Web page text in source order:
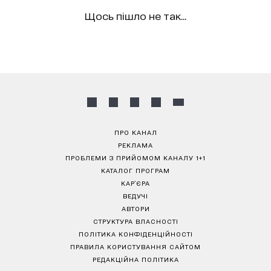
Щось пішло не так...
ПРО КАНАЛ
РЕКЛАМА
ПРОБЛЕМИ З ПРИЙОМОМ КАНАЛУ 1+1
КАТАЛОГ ПРОГРАМ
КАР’ЄРА
ВЕДУЧІ
АВТОРИ
СТРУКТУРА ВЛАСНОСТІ
ПОЛІТИКА КОНФІДЕНЦІЙНОСТІ
ПРАВИЛА КОРИСТУВАННЯ САЙТОМ
РЕДАКЦІЙНА ПОЛІТИКА